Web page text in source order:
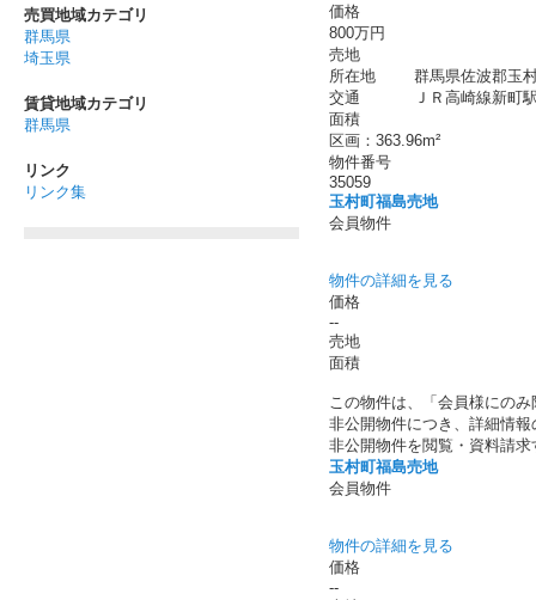
価格
800万円
売地
所在地
群馬県佐波郡玉
交通
ＪＲ高崎線新町
面積
区画：363.96m²
物件番号
35059
玉村町福島売地
会員物件
物件の詳細を見る
価格
--
売地
面積
この物件は、「会員様にの
非公開物件につき、詳細情
非公開物件を閲覧・資料請
玉村町福島売地
会員物件
物件の詳細を見る
価格
--
売買地域カテゴリ
群馬県
埼玉県
賃貸地域カテゴリ
群馬県
リンク
リンク集